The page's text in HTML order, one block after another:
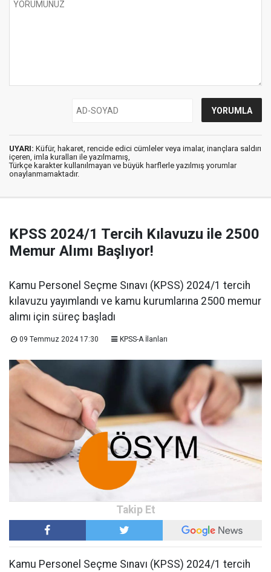
UYARI: Küfür, hakaret, rencide edici cümleler veya imalar, inançlara saldırı
içeren, imla kuralları ile yazılmamış,
Türkçe karakter kullanılmayan ve büyük harflerle yazılmış yorumlar
onaylanmamaktadır.
KPSS 2024/1 Tercih Kılavuzu ile 2500
Memur Alımı Başlıyor!
Kamu Personel Seçme Sınavı (KPSS) 2024/1 tercih
kılavuzu yayımlandı ve kamu kurumlarına 2500 memur
alımı için süreç başladı
09 Temmuz 2024 17:30 KPSS-A İlanları
Kamu Personel Seçme Sınavı (KPSS) 2024/1 tercih